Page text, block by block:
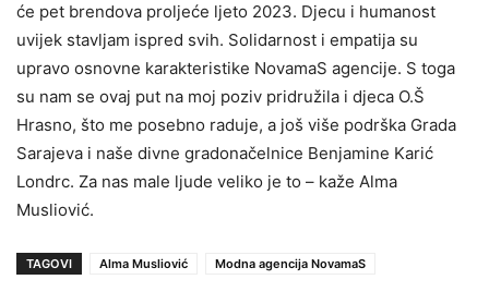
će pet brendova proljeće ljeto 2023. Djecu i humanost
uvijek stavljam ispred svih. Solidarnost i empatija su
upravo osnovne karakteristike NovamaS agencije. S toga
su nam se ovaj put na moj poziv pridružila i djeca O.Š
Hrasno, što me posebno raduje, a još više podrška Grada
Sarajeva i naše divne gradonačelnice Benjamine Karić
Londrc. Za nas male ljude veliko je to – kaže Alma
Musliović.
TAGOVI Alma Musliović Modna agencija NovamaS